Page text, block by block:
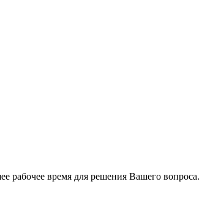
рабочее время для решения Вашего вопроса.